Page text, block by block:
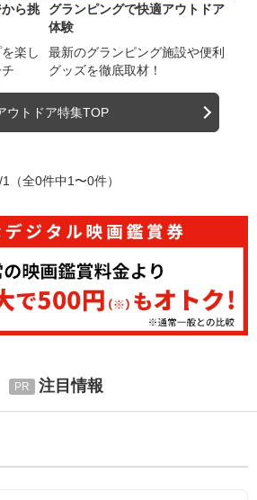
ら挑
楽し
グランピングで快適アウトドア
体験
最新のグランピング施設や便利
グッズを徹底取材！
ウトドア特集TOP
（全0件中1〜0件）
注目情報